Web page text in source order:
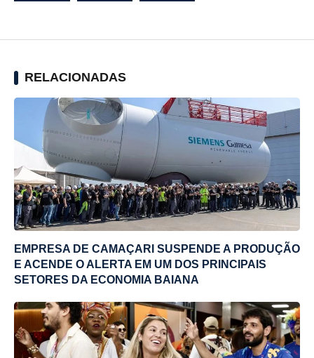
RELACIONADAS
EMPRESA DE CAMAÇARI SUSPENDE A PRODUÇÃO
E ACENDE O ALERTA EM UM DOS PRINCIPAIS
SETORES DA ECONOMIA BAIANA